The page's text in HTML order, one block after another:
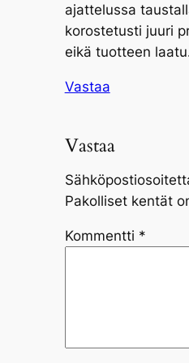
ajattelussa
korostetusti juuri
eikä tuotteen
Vastaa
Vastaa
Pakolliset kentät
Kommentti *